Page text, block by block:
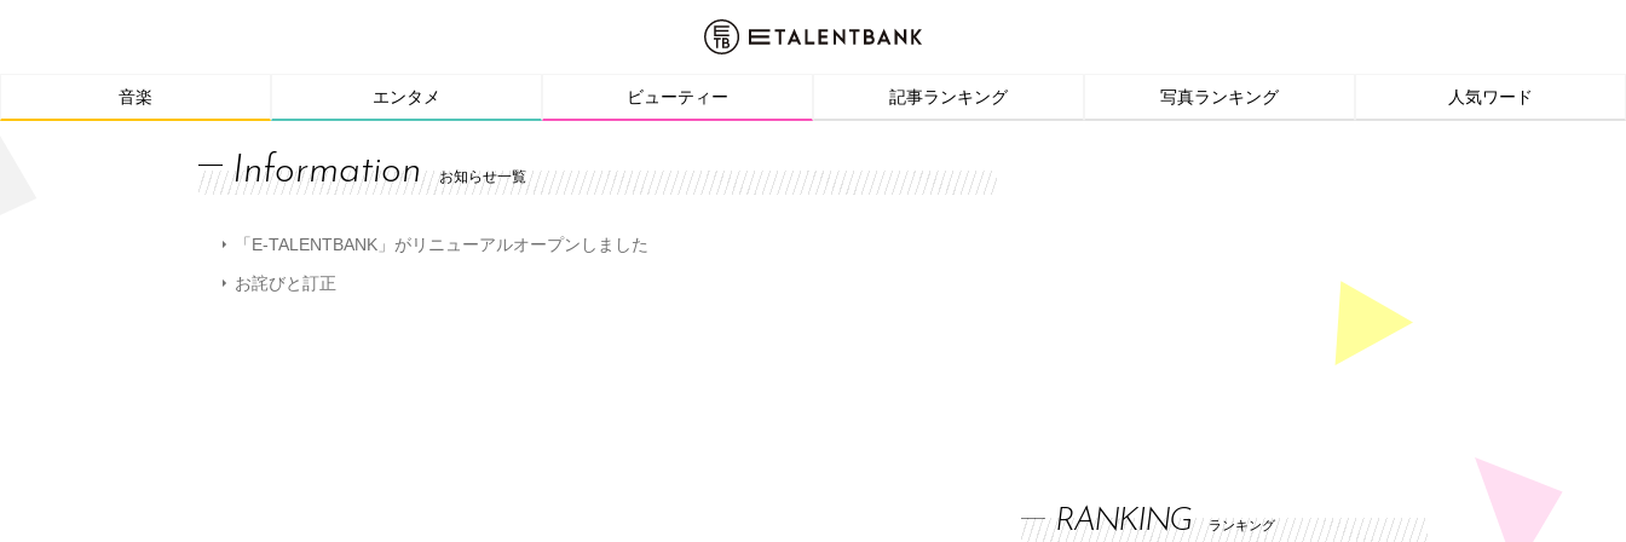
音楽 エンタメ ビューティー 記事ランキング 写真ランキング 人気ワード
Information お知らせ一覧
「E-TALENTBANK」がリニューアルオープンしました
お詫びと訂正
RANKING ランキング